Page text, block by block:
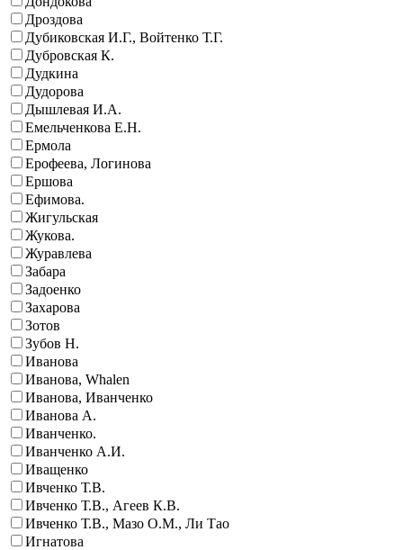
Дроздова
Дубиковская И.Г., Войтенко Т.Г.
Дубровская К.
Дудкина
Дудорова
Дышлевая И.А.
Емельченкова Е.Н.
Ермола
Ерофеева, Логинова
Ершова
Ефимова.
Жигульская
Жукова.
Журавлева
Забара
Задоенко
Захарова
Зотов
Зубов Н.
Иванова
Иванова, Whalen
Иванова, Иванченко
Иванова А.
Иванченко.
Иванченко А.И.
Иващенко
Ивченко Т.В.
Ивченко Т.В., Агеев К.В.
Ивченко Т.В., Мазо О.М., Ли Тао
Игнатова